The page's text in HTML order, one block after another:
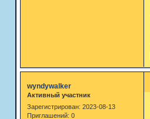
wyndywalker
Активный участник
Зарегистрирован: 2023-08-13
Приглашений: 0